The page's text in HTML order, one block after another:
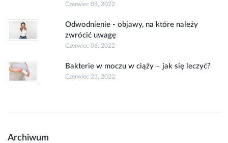
Czerwiec 08, 2022
Odwodnienie - objawy, na które należy
zwrócić uwagę
Czerwiec 06, 2022
Bakterie w moczu w ciąży – jak się leczyć?
Czerwiec 23, 2022
Archiwum